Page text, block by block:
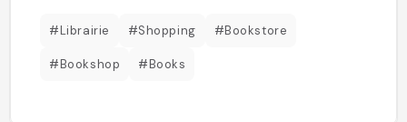
#Librairie #Shopping #Bookstore
#Bookshop #Books